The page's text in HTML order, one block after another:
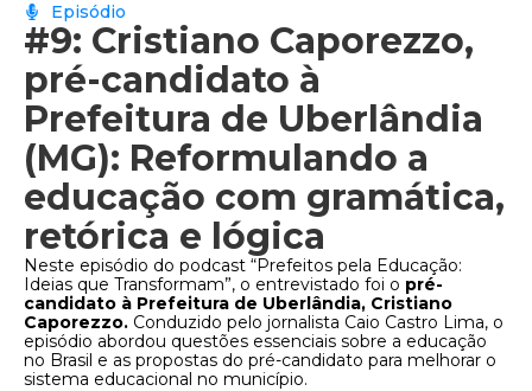
Episódio
#9: Cristiano Caporezzo,
pré-candidato à
Prefeitura de Uberlândia
(MG): Reformulando a
educação com gramática,
retórica e lógica
Neste episódio do podcast “Prefeitos pela Educação:
Ideias que Transformam”, o entrevistado foi o pré-
candidato à Prefeitura de Uberlândia, Cristiano
Caporezzo. Conduzido pelo jornalista Caio Castro Lima, o
episódio abordou questões essenciais sobre a educação
no Brasil e as propostas do pré-candidato para melhorar o
sistema educacional no município.